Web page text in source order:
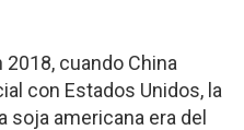
2018, cuando China
con Estados Unidos, la
soja americana era del